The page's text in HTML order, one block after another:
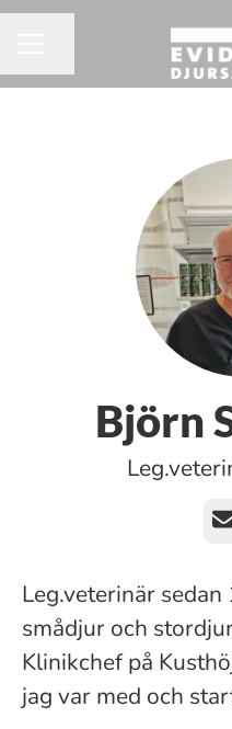
Björn
E-
Leg.veterinär
smådjur och
Klinikchef på
jag var med och